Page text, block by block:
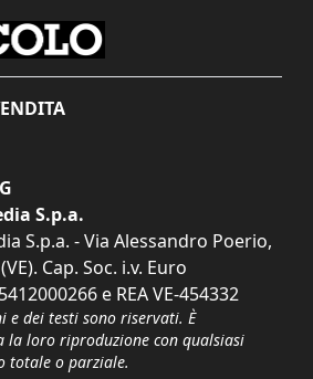
S.p.a.
S.p.a. - Via Alessandro Poerio,
Cap. Soc. i.v. Euro
e REA VE-454332
dei testi sono riservati. È
la loro riproduzione con qualsiasi
totale o parziale.